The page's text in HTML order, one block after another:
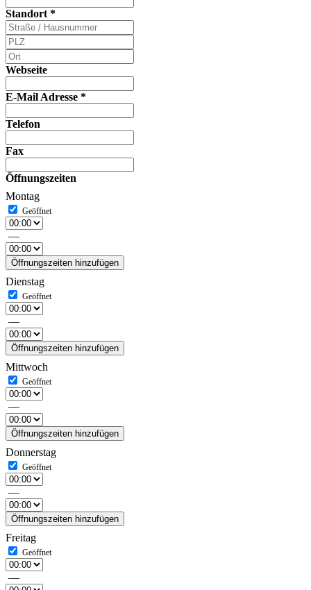
Standort *
Webseite
E-Mail Adresse *
Telefon
Fax
Öffnungszeiten
Montag
—
Öffnungszeiten hinzufügen
Dienstag
—
Öffnungszeiten hinzufügen
Mittwoch
—
Öffnungszeiten hinzufügen
Donnerstag
—
Öffnungszeiten hinzufügen
Freitag
—